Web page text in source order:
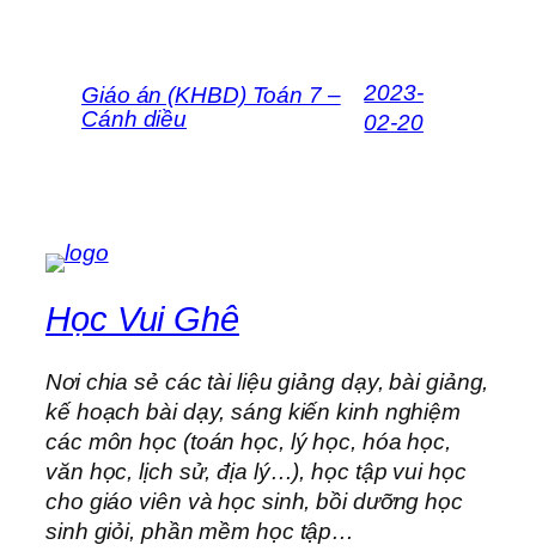
Giáo án (KHBD) Toán 7 –
Cánh diều
2023-
02-20
Học Vui Ghê
Nơi chia sẻ các tài liệu giảng dạy, bài giảng,
kế hoạch bài dạy, sáng kiến kinh nghiệm
các môn học (toán học, lý học, hóa học,
văn học, lịch sử, địa lý…), học tập vui học
cho giáo viên và học sinh, bồi dưỡng học
sinh giỏi, phần mềm học tập…